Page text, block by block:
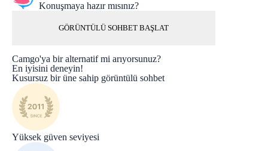
Konuşmaya hazır mısınız?
GÖRÜNTÜLÜ SOHBET BAŞLAT
Camgo'ya bir alternatif mi arıyorsunuz?
En iyisini deneyin!
Kusursuz bir üne sahip görüntülü sohbet
Yüksek güven seviyesi